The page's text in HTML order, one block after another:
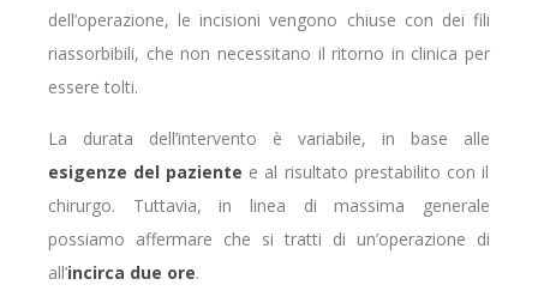
dell’operazione, le incisioni vengono chiuse con dei fili
riassorbibili, che non necessitano il ritorno in clinica per
essere tolti.
La durata dell’intervento è variabile, in base alle
esigenze del paziente e al risultato prestabilito con il
chirurgo. Tuttavia, in linea di massima generale
possiamo affermare che si tratti di un’operazione di
all’incirca due ore.